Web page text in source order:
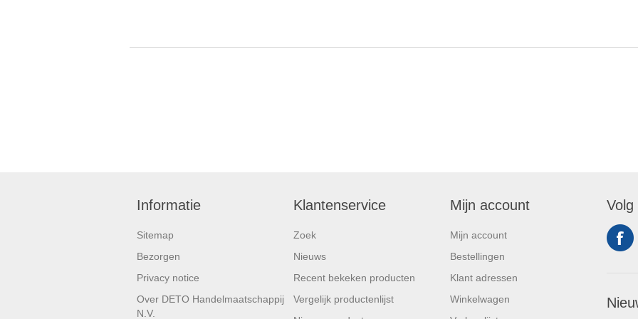
Informatie
Sitemap
Bezorgen
Privacy notice
Over DETO Handelmaatschappij
N.V.
Klantenservice
Zoek
Nieuws
Recent bekeken producten
Vergelijk productenlijst
Mijn account
Mijn account
Bestellingen
Klant adressen
Winkelwagen
Volg